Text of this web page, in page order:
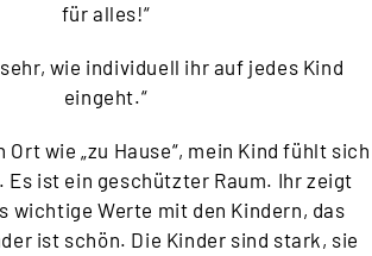
für alles!“
wie individuell ihr auf jedes Kind
eingeht.“
Ort wie „zu Hause“, mein Kind fühlt sich
Es ist ein geschützter Raum. Ihr zeigt
wichtige Werte mit den Kindern, das
ist schön. Die Kinder sind stark, sie